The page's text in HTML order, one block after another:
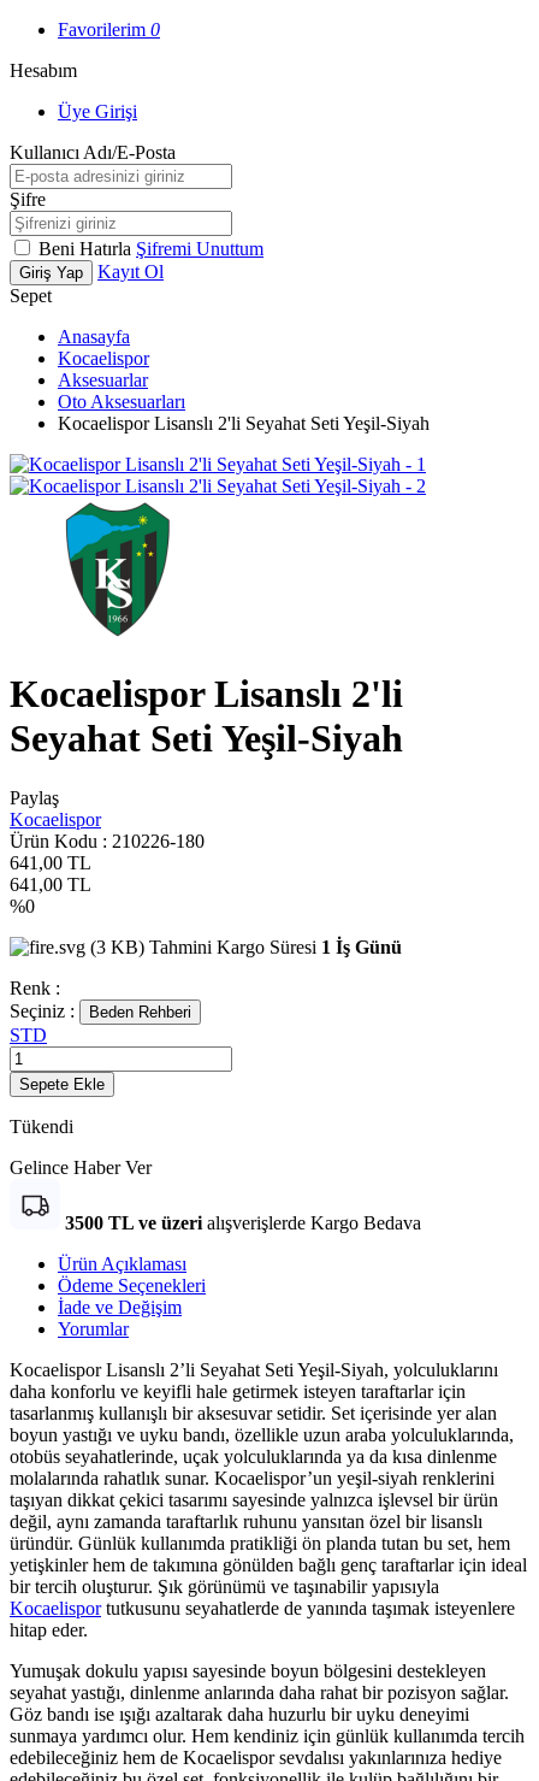
Favorilerim 0
Hesabım
Üye Girişi
Kullanıcı Adı/E-Posta
Şifre
Beni Hatırla Şifremi Unuttum
Giriş Yap
Kayıt Ol
Sepet
Anasayfa
Kocaelispor
Aksesuarlar
Oto Aksesuarları
Kocaelispor Lisanslı 2'li Seyahat Seti Yeşil-Siyah
Kocaelispor Lisanslı 2'li
Seyahat Seti Yeşil-Siyah
Paylaş
Kocaelispor
Ürün Kodu : 210226-180
641,00 TL
641,00 TL
%0
Tahmini Kargo Süresi 1 İş Günü
Renk :
Seçiniz :
Beden Rehberi
STD
Sepete Ekle
Tükendi
Gelince Haber Ver
3500 TL ve üzeri alışverişlerde Kargo Bedava
Ürün Açıklaması
Ödeme Seçenekleri
İade ve Değişim
Yorumlar
Kocaelispor Lisanslı 2’li Seyahat Seti Yeşil-Siyah, yolculuklarını
daha konforlu ve keyifli hale getirmek isteyen taraftarlar için
tasarlanmış kullanışlı bir aksesuvar setidir. Set içerisinde yer alan
boyun yastığı ve uyku bandı, özellikle uzun araba yolculuklarında,
otobüs seyahatlerinde, uçak yolculuklarında ya da kısa dinlenme
molalarında rahatlık sunar. Kocaelispor’un yeşil-siyah renklerini
taşıyan dikkat çekici tasarımı sayesinde yalnızca işlevsel bir ürün
değil, aynı zamanda taraftarlık ruhunu yansıtan özel bir lisanslı
üründür. Günlük kullanımda pratikliği ön planda tutan bu set, hem
yetişkinler hem de takımına gönülden bağlı genç taraftarlar için ideal
bir tercih oluşturur. Şık görünümü ve taşınabilir yapısıyla
Kocaelisportutkusunu seyahatlerde de yanında taşımak isteyenlere
hitap eder.
Yumuşak dokulu yapısı sayesinde boyun bölgesini destekleyen
seyahat yastığı, dinlenme anlarında daha rahat bir pozisyon sağlar.
Göz bandı ise ışığı azaltarak daha huzurlu bir uyku deneyimi
sunmaya yardımcı olur. Hem kendiniz için günlük kullanımda tercih
edebileceğiniz hem de Kocaelispor sevdalısı yakınlarınıza hediye